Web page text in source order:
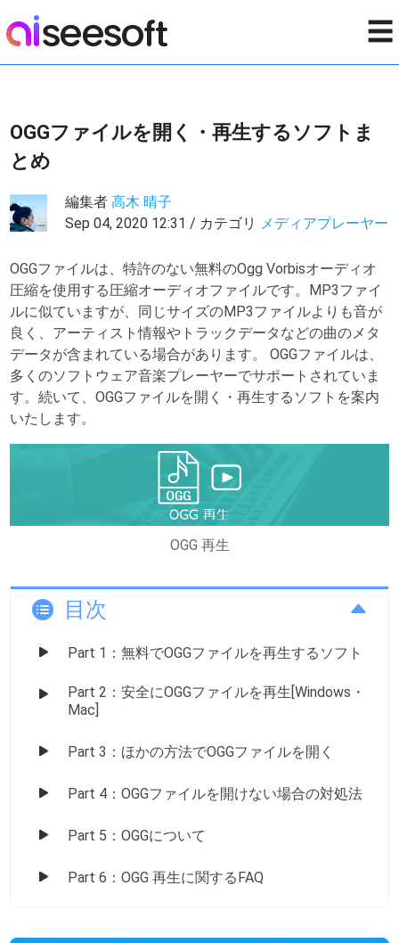
☰
OGGファイルを開く・再生するソフトま
とめ
編集者高木 晴子
Sep 04, 2020 12:31 / カテゴリ メディアプレーヤー
OGGファイルは、特許のない無料のOgg Vorbisオーディオ
圧縮を使用する圧縮オーディオファイルです。MP3ファイ
ルに似ていますが、同じサイズのMP3ファイルよりも音が
良く、アーティスト情報やトラックデータなどの曲のメタ
データが含まれている場合があります。 OGGファイルは、
多くのソフトウェア音楽プレーヤーでサポートされていま
す。続いて、OGGファイルを開く・再生するソフトを案内
いたします。
OGG 再生
目次
Part 1：無料でOGGファイルを再生するソフト
Part 2：安全にOGGファイルを再生[Windows・
Mac]
Part 3：ほかの方法でOGGファイルを開く
Part 4：OGGファイルを開けない場合の対処法
Part 5：OGGについて
Part 6：OGG 再生に関するFAQ